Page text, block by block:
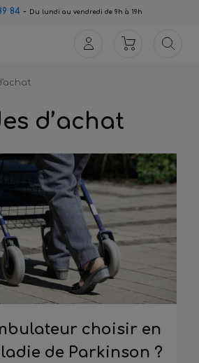
84- Du lundi au vendredi de 9h à 19h
d’achat
choisir en
de Parkinson ?